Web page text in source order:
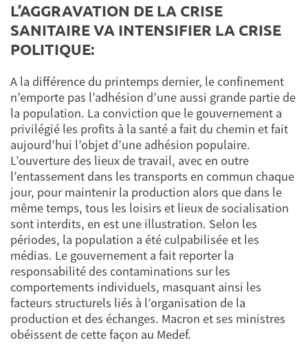
L’AGGRAVATION DE LA CRISE
SANITAIRE VA INTENSIFIER LA CRISE
POLITIQUE:
A la différence du printemps dernier, le confinement
n’emporte pas l’adhésion d’une aussi grande partie de
la population. La conviction que le gouvernement a
privilégié les profits à la santé a fait du chemin et fait
aujourd’hui l’objet d’une adhésion populaire.
L’ouverture des lieux de travail, avec en outre
l’entassement dans les transports en commun chaque
jour, pour maintenir la production alors que dans le
même temps, tous les loisirs et lieux de socialisation
sont interdits, en est une illustration. Selon les
périodes, la population a été culpabilisée et les
médias. Le gouvernement a fait reporter la
responsabilité des contaminations sur les
comportements individuels, masquant ainsi les
facteurs structurels liés à l’organisation de la
production et des échanges. Macron et ses ministres
obéissent de cette façon au Medef.